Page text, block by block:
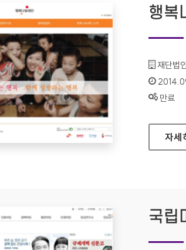
행복
기관명 :
재단법
인증기
상태 :
만료
행복
자세
국립